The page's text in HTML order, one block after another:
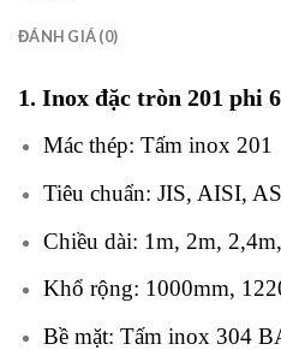
ĐÁNH GIÁ (0)
1. Inox đặc tròn 201 phi
Mác thép: Tấm inox 201
Tiêu chuẩn: JIS, AISI,
Chiều dài: 1m, 2m,
Khổ rộng: 1000mm,
Bề mặt: Tấm inox 304